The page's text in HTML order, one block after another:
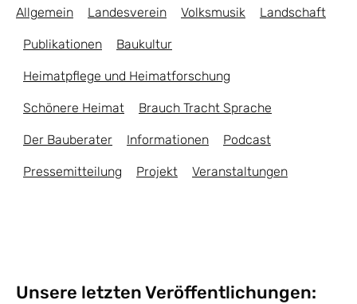
Allgemein Landesverein Volksmusik Landschaft
Publikationen Baukultur
Heimatpflege und Heimatforschung
Schönere Heimat Brauch Tracht Sprache
Der Bauberater Informationen Podcast
Pressemitteilung Projekt Veranstaltungen
Unsere letzten Veröffentlichungen: